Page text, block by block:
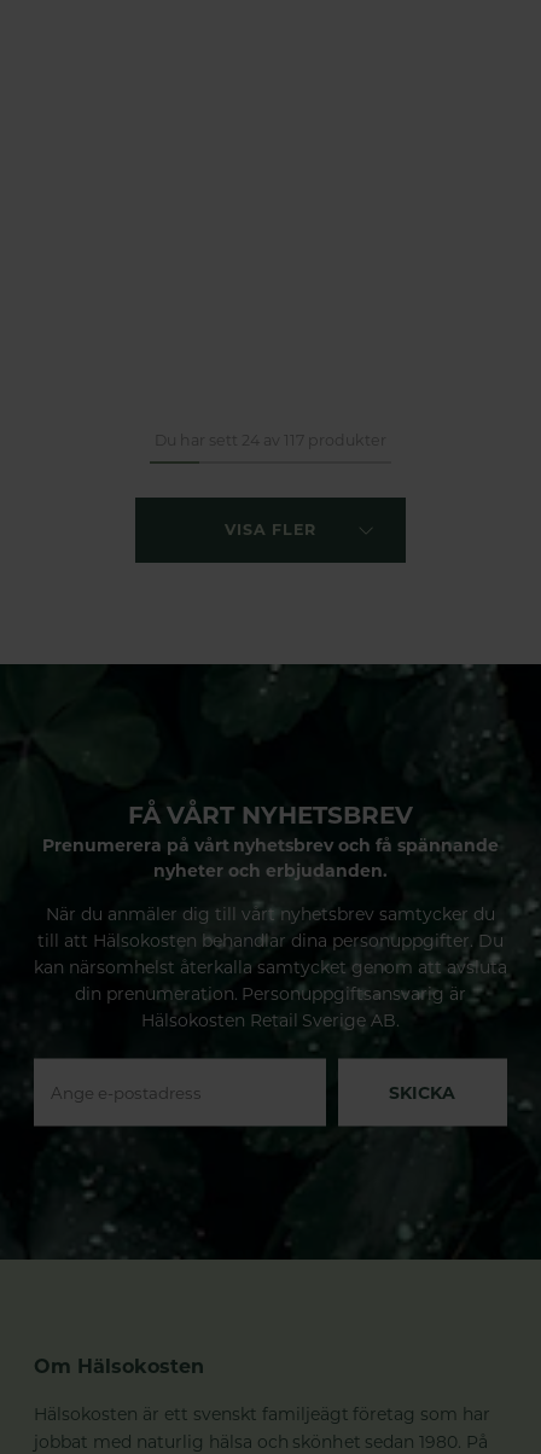
Du har sett 24 av 117 produkter
VISA FLER
FÅ VÅRT NYHETSBREV
Prenumerera på vårt nyhetsbrev och få spännande
nyheter och erbjudanden.
När du anmäler dig till vårt nyhetsbrev samtycker du
till att Hälsokosten behandlar dina personuppgifter. Du
kan närsomhelst återkalla samtycket genom att avsluta
din prenumeration. Personuppgiftsansvarig är
Hälsokosten Retail Sverige AB.
SKICKA
Om Hälsokosten
Hälsokosten är ett svenskt familjeägt företag som har
jobbat med naturlig hälsa och skönhet sedan 1980. På